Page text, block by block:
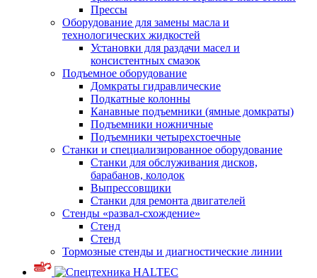
Прессы
Оборудование для замены масла и
технологических жидкостей
Установки для раздачи масел и
консистентных смазок
Подъемное оборудование
Домкраты гидравлические
Подкатные колонны
Канавные подъемники (ямные домкраты)
Подъемники ножничные
Подъемники четырехстоечные
Станки и специализированное оборудование
Станки для обслуживания дисков,
барабанов, колодок
Выпрессовщики
Станки для ремонта двигателей
Стенды «развал-схождение»
Стенд
Стенд
Тормозные стенды и диагностические линии